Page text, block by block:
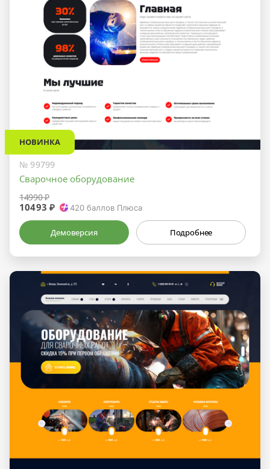
НОВИНКА
№ 99799
Сварочное оборудование
14990 ₽
10493 ₽ 420 баллов Плюса
Демоверсия Подробнее